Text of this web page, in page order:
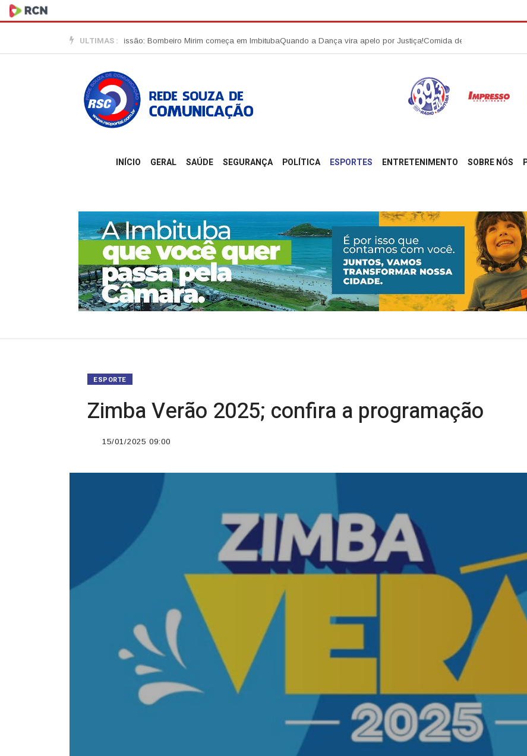
ULTIMAS :
tamanho, gigantes na missão: Bombeiro Mirim começa em ImbitubaQuando a Dança vira apelo por Justiça!Comida de pacote na infância
INÍCIO GERAL SAÚDE SEGURANÇA POLÍTICA ESPORTES ENTRETENIMENTO SOBRE NÓS
ESPORTE
Zimba Verão 2025; confira a programação
15/01/2025 09:00